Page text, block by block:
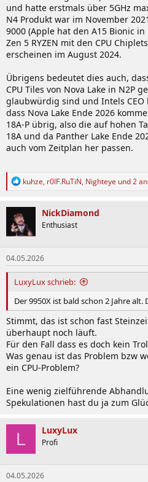
und hatte erstmals über 5GHz
N4 Produkt war im November
9000 (Apple hat den A15 Bionic
Zen 5 RYZEN mit den CPU
erscheinen im August 2024.
Übrigens bedeutet dies auch,
CPU Tiles von Nova Lake in N2P
glaubwürdig sind und Intels CEO
dass Nova Lake Ende 2026
18A-P übrig, also die auf hohen
18A und da Panther Lake Ende
auch vom Zeitplan her passen.
R
k
t
i
o
n
e
n
:
kuhze, r0lF.RuTiN, Nighteye und 2
NickDiamond
Enthusiast
04.05.2026
LuxyLux schrieb:
Der 9950X ist bald schon 2 Jahre
Stimmt, das ist schon fast
überhaupt noch läuft.
Für den Fall dass es doch kein
Was genau ist das Problem bzw
ein CPU-Problem?
Eine wenig zielführende
Spekulationen hast du ja zum
L LuxyLux
Profi
04.05.2026